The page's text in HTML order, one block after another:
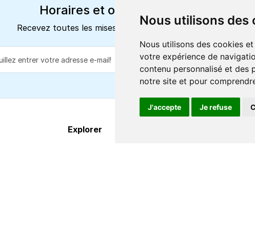
Nous utilisons des
Nous utilisons des cookies
votre expérience de
contenu personnalisé et des
notre site et pour
J'accepte Je refuse
Horaires et offres actuels
Recevez toutes les mises à jour dans votre e-mail
S'abonner
Explorer